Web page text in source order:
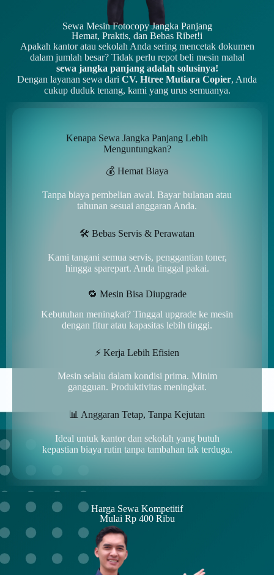
Sewa Mesin Fotocopy Jangka Panjang
Hemat, Praktis, dan Bebas Ribet!i
Apakah kantor atau sekolah Anda sering mencetak dokumen
dalam jumlah besar? Tidak perlu repot beli mesin mahal
sewa jangka panjang adalah solusinya!
Dengan layanan sewa dari CV. Htree Mutiara Copier, Anda
cukup duduk tenang, kami yang urus semuanya.
Kenapa Sewa Jangka Panjang Lebih
Menguntungkan?
💰 Hemat Biaya
Tanpa biaya pembelian awal. Bayar bulanan atau
tahunan sesuai anggaran Anda.
🛠️ Bebas Servis & Perawatan
Kami tangani semua servis, penggantian toner,
hingga sparepart. Anda tinggal pakai.
🔁 Mesin Bisa Diupgrade
Kebutuhan meningkat? Tinggal upgrade ke mesin
dengan fitur atau kapasitas lebih tinggi.
⚡ Kerja Lebih Efisien
Mesin selalu dalam kondisi prima. Minim
gangguan. Produktivitas meningkat.
📊 Anggaran Tetap, Tanpa Kejutan
Ideal untuk kantor dan sekolah yang butuh
kepastian biaya rutin tanpa tambahan tak terduga.
Harga Sewa Kompetitif
Mulai Rp 400 Ribu